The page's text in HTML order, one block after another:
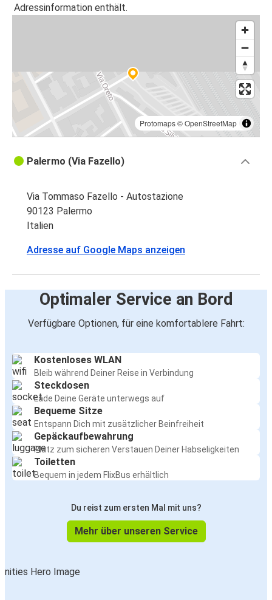
Adressinformation enthält.
Protomaps©OpenStreetMap
Palermo (Via Fazello)
Via Tommaso Fazello - Autostazione
90123 Palermo
Italien
Adresse auf Google Maps anzeigen
Optimaler Service an Bord
Verfügbare Optionen, für eine komfortablere Fahrt:
Kostenloses WLAN
Bleib während Deiner Reise in Verbindung
Steckdosen
Lade Deine Geräte unterwegs auf
Bequeme Sitze
Entspann Dich mit zusätzlicher Beinfreiheit
Gepäckaufbewahrung
Platz zum sicheren Verstauen Deiner Habseligkeiten
Toiletten
Bequem in jedem FlixBus erhältlich
Du reist zum ersten Mal mit uns?
Mehr über unseren Service